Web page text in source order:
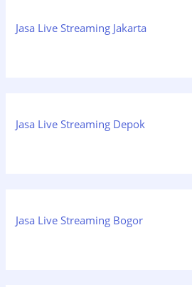
Jasa Live Streaming Jakarta
Jasa Live Streaming Depok
Jasa Live Streaming Bogor